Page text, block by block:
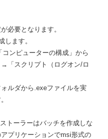
必要となります。
します。
ンピューターの構成」から
「スクリプト（ログオン/ロ
ルダから.exeファイルを実
トーラーはバッチを作成しな
プリケーションでmsi形式の